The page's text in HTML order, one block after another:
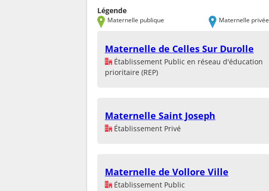
Légende
Maternelle publique Maternelle privée
Maternelle de Celles Sur Durolle
Établissement Public en réseau d'éducation
prioritaire (REP)
Maternelle Saint Joseph
Établissement Privé
Maternelle de Vollore Ville
Établissement Public